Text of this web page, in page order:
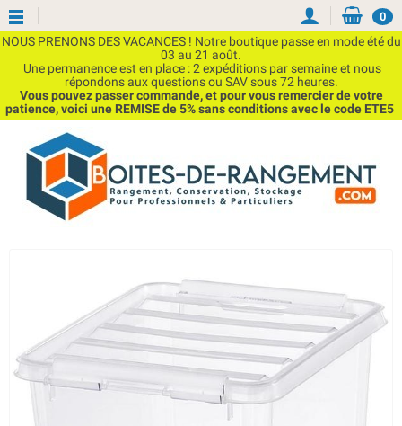
NOUS PRENONS DES VACANCES ! Notre boutique passe en mode été du
03 au 21 août.
Une permanence est en place : 2 expéditions par semaine et nous
répondons aux questions ou SAV sous 72 heures.
Vous pouvez passer commande, et pour vous remercier de votre
patience, voici une REMISE de 5% sans conditions avec le code ETE5
0